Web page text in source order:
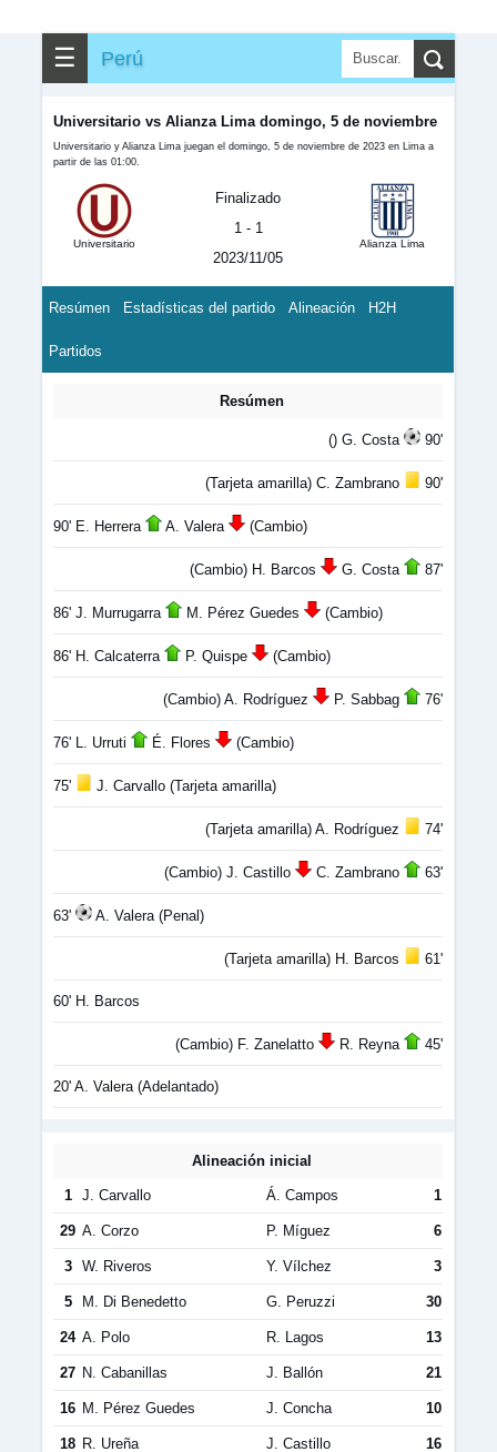
☰ Perú
Universitario vs Alianza Lima domingo, 5 de noviembre
Universitario y Alianza Lima juegan el domingo, 5 de noviembre de 2023 en Lima a
partir de las 01:00.
Universitario
Finalizado
1 - 1
2023/11/05
Alianza Lima
Resúmen Estadísticas del partido Alineación H2H
Partidos
Resúmen
() G. Costa 90'
(Tarjeta amarilla) C. Zambrano 90'
90' E. Herrera A. Valera (Cambio)
(Cambio) H. Barcos G. Costa 87'
86' J. Murrugarra M. Pérez Guedes (Cambio)
86' H. Calcaterra P. Quispe (Cambio)
(Cambio) A. Rodríguez P. Sabbag 76'
76' L. Urruti É. Flores (Cambio)
75' J. Carvallo (Tarjeta amarilla)
(Tarjeta amarilla) A. Rodríguez 74'
(Cambio) J. Castillo C. Zambrano 63'
63' A. Valera (Penal)
(Tarjeta amarilla) H. Barcos 61'
60' H. Barcos
(Cambio) F. Zanelatto R. Reyna 45'
20' A. Valera (Adelantado)
Alineación inicial
1 J. Carvallo Á. Campos 1
29 A. Corzo P. Míguez 6
3 W. Riveros Y. Vílchez 3
5 M. Di Benedetto G. Peruzzi 30
24 A. Polo R. Lagos 13
27 N. Cabanillas J. Ballón 21
16 M. Pérez Guedes J. Concha 10
18 R. Ureña J. Castillo 16